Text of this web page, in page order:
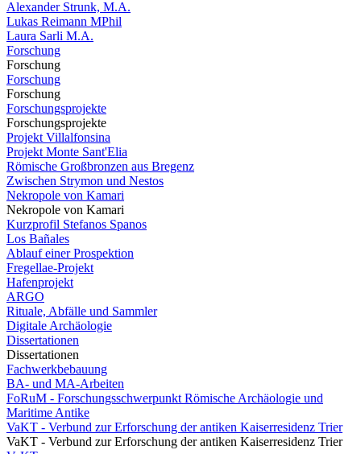
Alexander Strunk, M.A.
Lukas Reimann MPhil
Laura Sarli M.A.
Forschung
Forschung
Forschung
Forschung
Forschungsprojekte
Forschungsprojekte
Projekt Villalfonsina
Projekt Monte Sant'Elia
Römische Großbronzen aus Bregenz
Zwischen Strymon und Nestos
Nekropole von Kamari
Nekropole von Kamari
Kurzprofil Stefanos Spanos
Los Bañales
Ablauf einer Prospektion
Fregellae-Projekt
Hafenprojekt
ARGO
Rituale, Abfälle und Sammler
Digitale Archäologie
Dissertationen
Dissertationen
Fachwerkbebauung
BA- und MA-Arbeiten
FoRuM - Forschungsschwerpunkt Römische Archäologie und
Maritime Antike
VaKT - Verbund zur Erforschung der antiken Kaiserresidenz Trier
VaKT - Verbund zur Erforschung der antiken Kaiserresidenz Trier